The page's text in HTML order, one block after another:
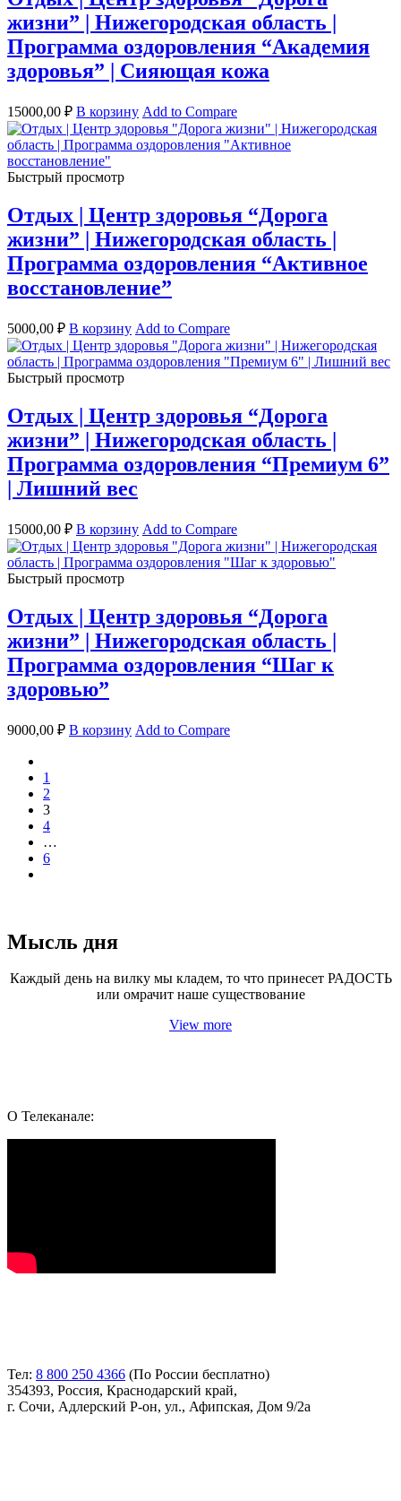
жизни” | Нижегородская область |
Программа оздоровления “Академия
здоровья” | Сияющая кожа
15000,00 ₽ В корзину Add to Compare
Быстрый просмотр
Отдых | Центр здоровья “Дорога
жизни” | Нижегородская область |
Программа оздоровления “Активное
восстановление”
5000,00 ₽ В корзину Add to Compare
Быстрый просмотр
Отдых | Центр здоровья “Дорога
жизни” | Нижегородская область |
Программа оздоровления “Премиум 6”
| Лишний вес
15000,00 ₽ В корзину Add to Compare
Быстрый просмотр
Отдых | Центр здоровья “Дорога
жизни” | Нижегородская область |
Программа оздоровления “Шаг к
здоровью”
9000,00 ₽ В корзину Add to Compare
1
2
3
4
…
6
Мысль дня
Каждый день на вилку мы кладем, то что принесет РАДОСТЬ
или омрачит наше существование
View more
О Телеканале:
Тел: 8 800 250 4366 (По России бесплатно)
354393, Россия, Краснодарский край,
г. Сочи, Адлерский Р-он, ул., Афипская, Дом 9/2а